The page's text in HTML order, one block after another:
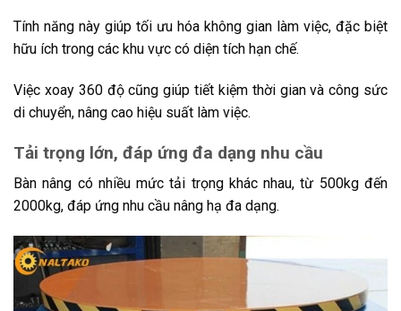
Tính năng này giúp tối ưu hóa không gian làm việc, đặc biệt
hữu ích trong các khu vực có diện tích hạn chế.
Việc xoay 360 độ cũng giúp tiết kiệm thời gian và công sức
di chuyển, nâng cao hiệu suất làm việc.
Tải trọng lớn, đáp ứng đa dạng nhu cầu
Bàn nâng có nhiều mức tải trọng khác nhau, từ 500kg đến
2000kg, đáp ứng nhu cầu nâng hạ đa dạng.